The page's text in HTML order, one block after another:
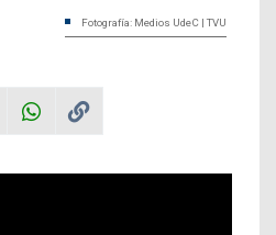
Fotografía: Medios UdeC | TVU